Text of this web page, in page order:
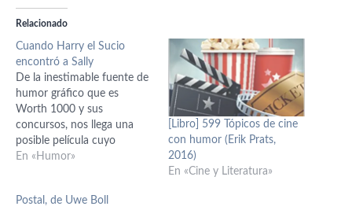
Relacionado
Cuando Harry el Sucio
encontró a Sally
De la inestimable fuente de
humor gráfico que es
Worth 1000 y sus
concursos, nos llega una
posible película cuyo
resultado sería un enigma.
modos de Harry el Sucio?
En «Humor»
[Libro] 599 Tópicos de cine
con humor (Erik Prats,
2016)
En «Cine y Literatura»
Postal, de Uwe Boll